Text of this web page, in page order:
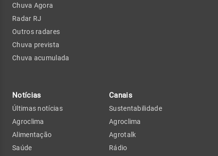
Chuva Agora
Radar RJ
Outros radares
Chuva prevista
Chuva acumulada
Notícias
Últimas notícias
Agroclima
Alimentação
Saúde
Canais
Sustentabilidade
Agroclima
Agrotalk
Rádio